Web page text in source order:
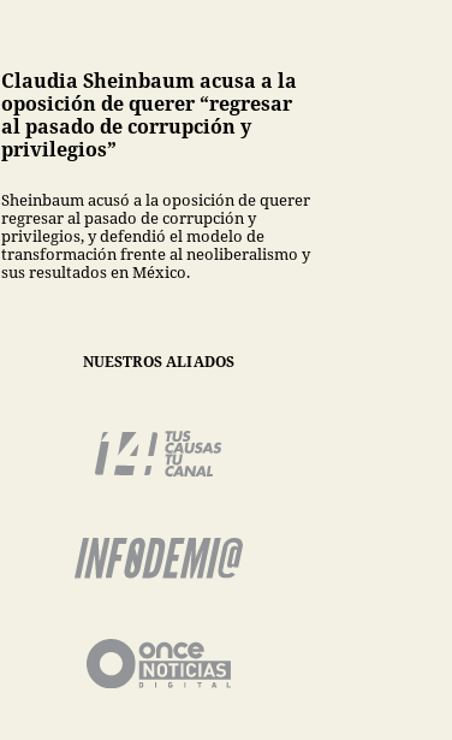
Claudia Sheinbaum acusa a la
oposición de querer “regresar
al pasado de corrupción y
privilegios”
Sheinbaum acusó a la oposición de querer
regresar al pasado de corrupción y
privilegios, y defendió el modelo de
transformación frente al neoliberalismo y
sus resultados en México.
NUESTROS ALIADOS